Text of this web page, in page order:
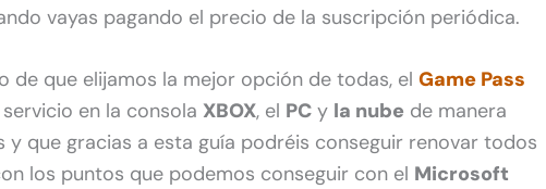
vayas pagando el precio de la suscripción periódica.
de que elijamos la mejor opción de todas, el Game Pass
en la consola XBOX, el PC y la nube de manera
y que gracias a esta guía podréis conseguir renovar todos
los puntos que podemos conseguir con el Microsoft